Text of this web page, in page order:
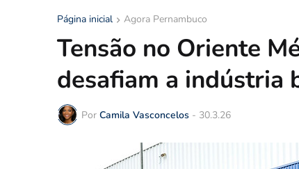
Página inicial Agora Pernambuco
Tensão no Oriente
desafiam a indústria
Por Camila Vasconcelos - 30.3.26